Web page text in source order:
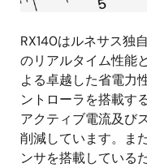
RX140はルネサス独
のリアルタイム性能
よる卓越した省電力
ントローラを搭載す
アクティブ電流及び
削減しています。ま
ンサを搭載している